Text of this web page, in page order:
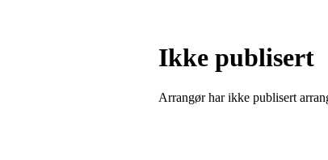
Ikke publisert
Arrangør har ikke publisert